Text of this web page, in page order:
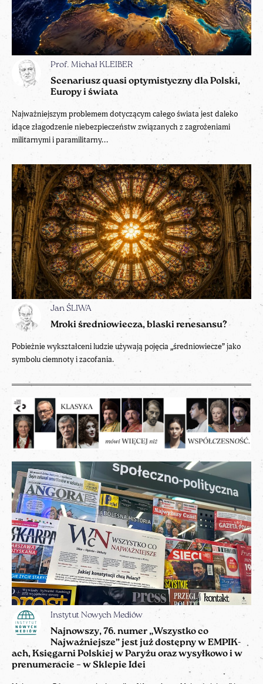
Prof. Michał KLEIBER
Scenariusz quasi optymistyczny dla Polski,
Europy i świata
Najważniejszym problemem dotyczącym całego świata jest daleko
idące złagodzenie niebezpieczeństw związanych z zagrożeniami
militarnymi i paramilitarny...
Jan ŚLIWA
Mroki średniowiecza, blaski renesansu?
Pobieżnie wykształceni ludzie używają pojęcia „średniowiecze” jako
symbolu ciemnoty i zacofania.
Instytut Nowych Mediów
Najnowszy, 76. numer „Wszystko co
Najważniejsze” jest już dostępny w EMPIK-
ach, Księgarni Polskiej w Paryżu oraz wysyłkowo i w
prenumeracie – w Sklepie Idei